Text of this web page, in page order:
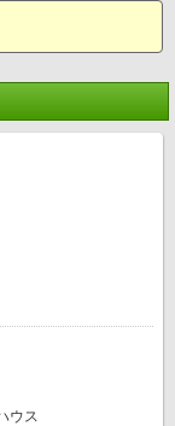
ウス